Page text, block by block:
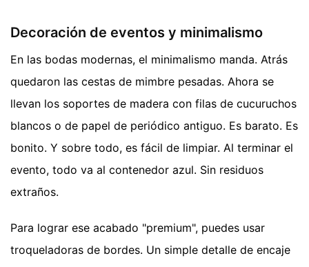
Decoración de eventos y minimalismo
En las bodas modernas, el minimalismo manda. Atrás
quedaron las cestas de mimbre pesadas. Ahora se
llevan los soportes de madera con filas de cucuruchos
blancos o de papel de periódico antiguo. Es barato. Es
bonito. Y sobre todo, es fácil de limpiar. Al terminar el
evento, todo va al contenedor azul. Sin residuos
extraños.
Para lograr ese acabado "premium", puedes usar
troqueladoras de bordes. Un simple detalle de encaje